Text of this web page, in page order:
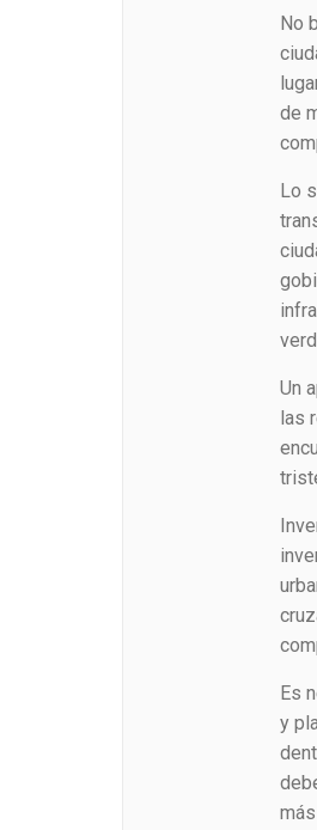
No
de
Lo
Un
las
Es
y